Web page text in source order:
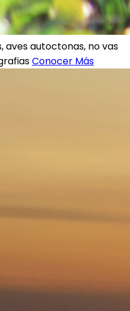
aves autoctonas, no vas
Conocer Más